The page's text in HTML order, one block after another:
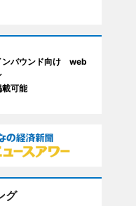
ンバウンド向け web
可能
グ